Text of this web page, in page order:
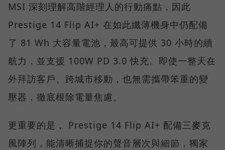
MSI 深刻理解高階經理人的行動痛點，因此
Prestige 14 Flip AI+ 在如此纖薄機身中仍配備
了 81 Wh 大容量電池，最高可提供 30 小時的續
航力，並支援 100W PD 3.0 快充。即使一整天在
外拜訪客戶、跨城市移動，也無需攜帶笨重的變
壓器，徹底根除電量焦慮。
更重要的是， Prestige 14 Flip AI+ 配備三麥克
風陣列，能清晰捕捉你的聲音層次與細節，獨家